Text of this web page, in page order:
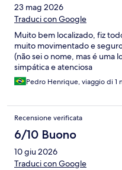
23 mag 2026
Traduci con Google
Muito bem localizado, fiz
muito movimentado e
(não sei o nome, mas é uma
simpática e atenciosa
Pedro Henrique, viaggio di 1
Recensione verificata
6/10 Buono
10 giu 2026
Traduci con Google